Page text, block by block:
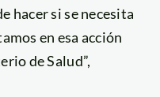
hacer si se necesita
en esa acción
de Salud”,